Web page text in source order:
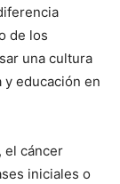
de los
una cultura
educación en
el cáncer
iniciales o